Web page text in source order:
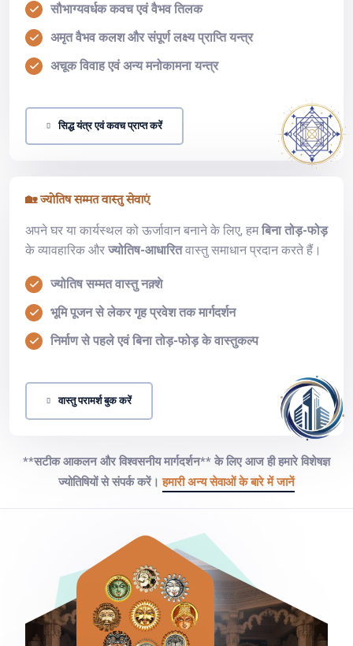
सौभाग्यवर्धक कवच एवं वैभव तिलक
अमृत वैभव कलश और संपूर्ण लक्ष्य प्राप्ति यन्त्र
अचूक विवाह एवं अन्य मनोकामना यन्त्र
सिद्ध यंत्र एवं कवच प्राप्त करें
🏡 ज्योतिष सम्मत वास्तु सेवाएं
अपने घर या कार्यस्थल को ऊर्जावान बनाने के लिए, हमबिना तोड़-फोड़
के व्यावहारिक और ज्योतिष-आधारितवास्तु समाधान प्रदान करते हैं।
ज्योतिष सम्मत वास्तु नक़्शे
भूमि पूजन से लेकर गृह प्रवेश तक मार्गदर्शन
निर्माण से पहले एवं बिना तोड़-फोड़ के वास्तुकल्प
वास्तु परामर्श बुक करें
**सटीक आकलन और विश्वसनीय मार्गदर्शन** के लिए आज ही हमारे विशेषज्ञ
ज्योतिषियों से संपर्क करें।हमारी अन्य सेवाओं के बारे में जानें